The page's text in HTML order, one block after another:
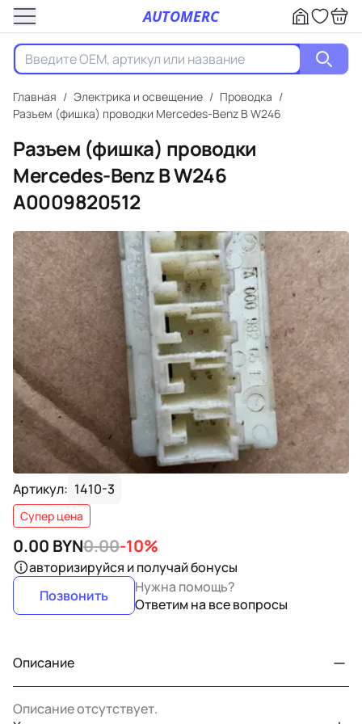
AUTOMERC
Главная / Электрика и освещение / Проводка /
Разъем (фишка) проводки Mercedes-Benz B W246
Разъем (фишка) проводки
Mercedes-Benz B W246
A0009820512
Артикул: 1410-3
Супер цена
0.00 BYN0.00-10%
авторизируйся и получай бонусы
Позвонить
Нужна помощь?
Ответим на все вопросы
Описание
Описание отсутствует.